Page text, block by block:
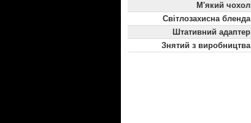
М'який чохол
Світлозахисна бленда
Штативний адаптер
Знятий з виробництва